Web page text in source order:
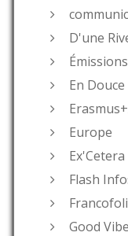
D'une
Émissions
En Douce
Europe
Ex'Cetera
Flash
Good